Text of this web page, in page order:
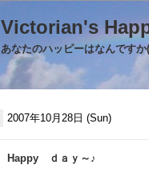
Victorian's
あなたのハッピーはなんで
2007年10月28日 (Sun)
Happy ｄａｙ～♪